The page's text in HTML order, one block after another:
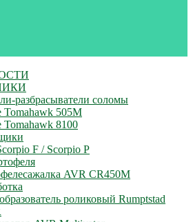
разбрасыватели соломы
Tomahawk 505M
Tomahawk 8100
F / Scorpio P
AVR CR450M
роликовый Rumptstad